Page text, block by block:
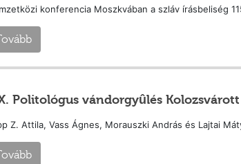
konferencia Moszkvában a szláv írásbeliség
Politológus vándorgyûlés
Z. Attila, Vass Ágnes, Morauszki András és Lajtai